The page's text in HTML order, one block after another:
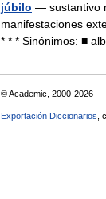
júbilo — sustantivo
manifestaciones
* * * Sinónimos: ■
© Academic, 2000-2026
Exportación Diccionarios ,